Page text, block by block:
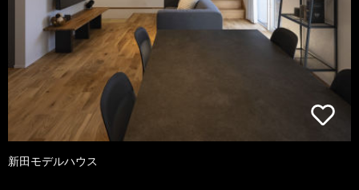
新田モデルハウス